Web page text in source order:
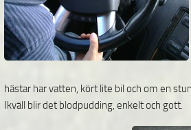
hästar har vatten, kört lite bil och om en
Ikväll blir det blodpudding, enkelt och gott.